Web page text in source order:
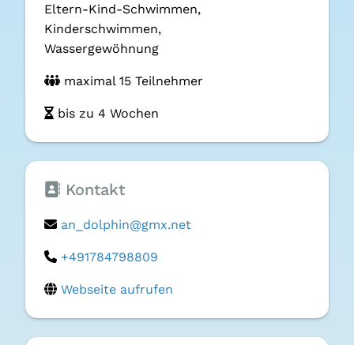
Eltern-Kind-Schwimmen,
Kinder­schwimmen,
Wasser­gewöhnung
maximal 15 Teilnehmer
bis zu 4 Wochen
Kontakt
an_dolphin@gmx.net
+491784798809
Webseite aufrufen